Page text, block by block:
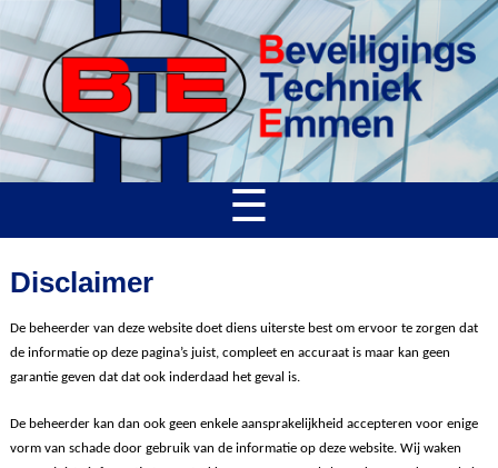
☰
Disclaimer
De beheerder van deze website doet diens uiterste best om ervoor te zorgen dat
de informatie op deze pagina’s juist, compleet en accuraat is maar kan geen
garantie geven dat dat ook inderdaad het geval is.
De beheerder kan dan ook geen enkele aansprakelijkheid accepteren voor enige
vorm van schade door gebruik van de informatie op deze website. Wij waken